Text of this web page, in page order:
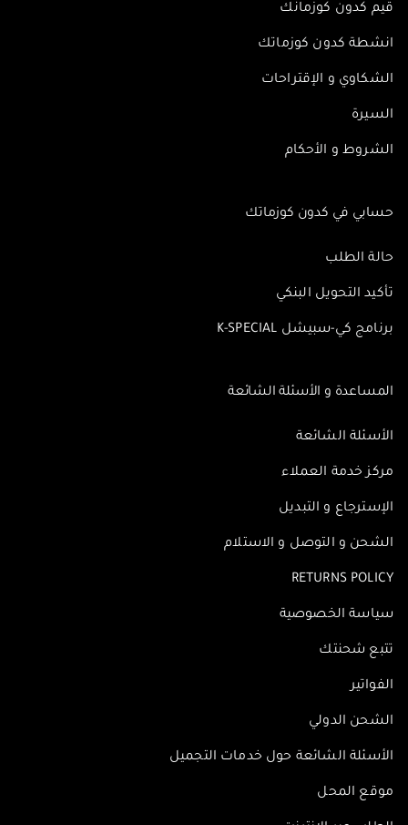
قيم كدون كوزمانك
انشطة كدون كوزماتك
الشكاوي و الإقتراحات
السيرة
الشروط و الأحكام
حسابي في كدون كوزماتك
حالة الطلب
تأكيد التحويل البنكي
برنامج كي-سبيشل K-SPECIAL
المساعدة و الأسئلة الشائعة
الأسئلة الشائعة
مركز خدمة العملاء
الإسترجاع و التبديل
الشحن و التوصل و الاستلام
RETURNS POLICY
سياسة الخصوصية
تتبع شحنتك
الفواتير
الشحن الدولي
الأسئلة الشائعة حول خدمات التجميل
موقع المحل